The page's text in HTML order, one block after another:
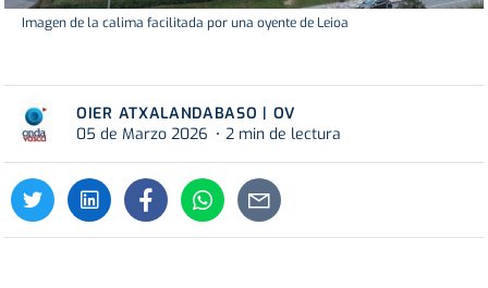
Imagen de la calima facilitada por una oyente de Leioa
OIER ATXALANDABASO | OV
05 de Marzo 2026
2 min de lectura